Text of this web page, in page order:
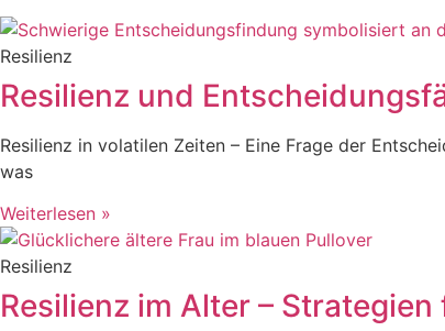
Resilienz
Resilienz und
Resilienz in volatilen Zeiten – Eine Frage der
was
Weiterlesen »
Resilienz
Resilienz im Alter –